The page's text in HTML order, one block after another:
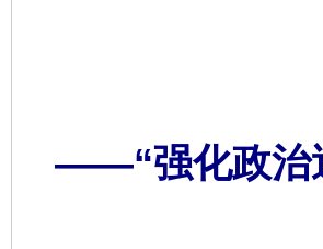
——“强化政治